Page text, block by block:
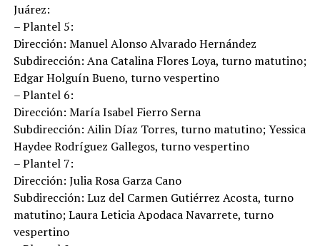
Juárez:
– Plantel 5:
Dirección: Manuel Alonso Alvarado Hernández
Subdirección: Ana Catalina Flores Loya, turno matutino;
Edgar Holguín Bueno, turno vespertino
– Plantel 6:
Dirección: María Isabel Fierro Serna
Subdirección: Ailin Díaz Torres, turno matutino; Yessica
Haydee Rodríguez Gallegos, turno vespertino
– Plantel 7:
Dirección: Julia Rosa Garza Cano
Subdirección: Luz del Carmen Gutiérrez Acosta, turno
matutino; Laura Leticia Apodaca Navarrete, turno
vespertino